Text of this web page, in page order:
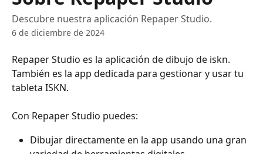
Descubre nuestra aplicación Repaper Studio.
6 de diciembre de 2024
Repaper Studio es la aplicación de dibujo de iskn.
También es la app dedicada para gestionar y usar tu
tableta ISKN.
Con Repaper Studio puedes:
Dibujar directamente en la app usando una gran